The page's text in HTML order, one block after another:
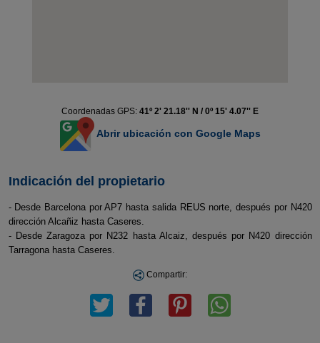
Coordenadas GPS: 41º 2' 21.18'' N / 0º 15' 4.07'' E
Abrir ubicación con Google Maps
Indicación del propietario
- Desde Barcelona por AP7 hasta salida REUS norte, después por N420
dirección Alcañiz hasta Caseres.
- Desde Zaragoza por N232 hasta Alcaiz, después por N420 dirección
Tarragona hasta Caseres.
Compartir: